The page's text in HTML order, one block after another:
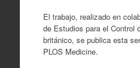
El trabajo, realizado en
de Estudios para el Control
británico, se publica esta
PLOS Medicine.